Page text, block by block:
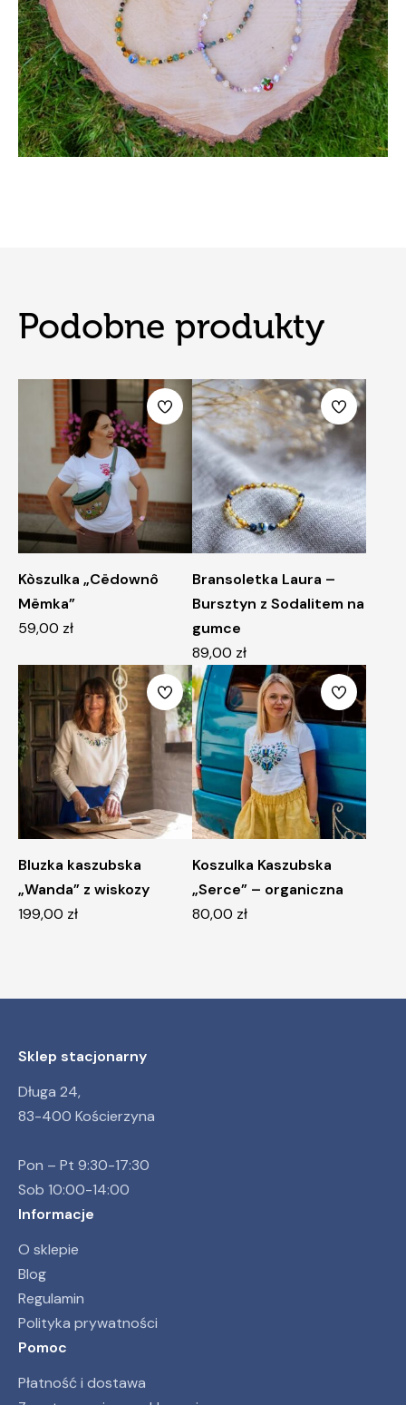
Podobne produkty
Kòszulka „Cëdownô
Mëmka”
59,00 zł
Bransoletka Laura –
Bursztyn z Sodalitem na
gumce
89,00 zł
Bluzka kaszubska
„Wanda” z wiskozy
199,00 zł
Koszulka Kaszubska
„Serce” – organiczna
80,00 zł
Sklep stacjonarny
Długa 24,
83-400 Kościerzyna
Pon – Pt 9:30-17:30
Sob 10:00-14:00
Informacje
O sklepie
Blog
Regulamin
Polityka prywatności
Pomoc
Płatność i dostawa